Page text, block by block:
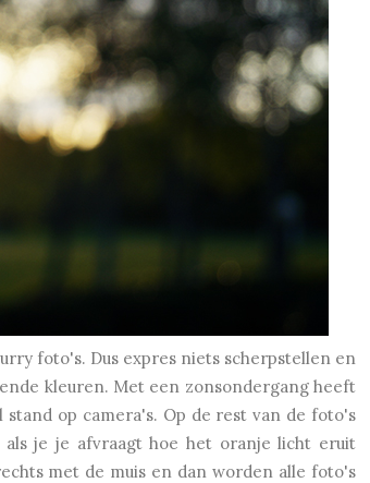
foto's. Dus expres niets scherpstellen en
kleuren. Met een zonsondergang heeft
op camera's. Op de rest van de foto's
je je afvraagt hoe het oranje licht eruit
met de muis en dan worden alle foto's